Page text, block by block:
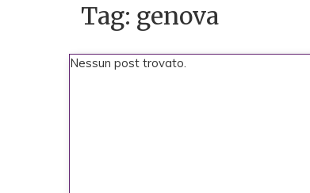
Tag: genova
Nessun post trovato.